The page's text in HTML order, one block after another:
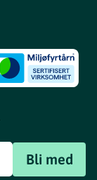
Bli med